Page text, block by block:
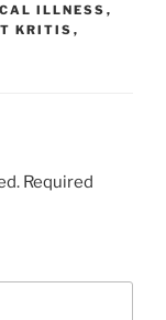
ILLNESS ,
KRITIS ,
Required